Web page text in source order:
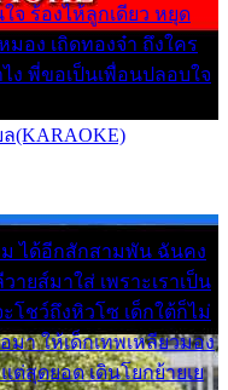
จ ร้องไห้ลูกเดียว หยุด
มอง เถิดทองจ๋า ถึงใคร
ไง พี่ขอเป็นเพื่อนปลอบใจ
(KARAOKE)
ได้อีกสักสามพัน ฉันคง
ายส์มาใส่ เพราะเราเป็น
ะโชว์ถึงหิวโซ เด็กใต้ก็ไม่
า ให้เด็กเทพเหลียวมอง
ต่สุดยอด เดินโยกย้ายเย